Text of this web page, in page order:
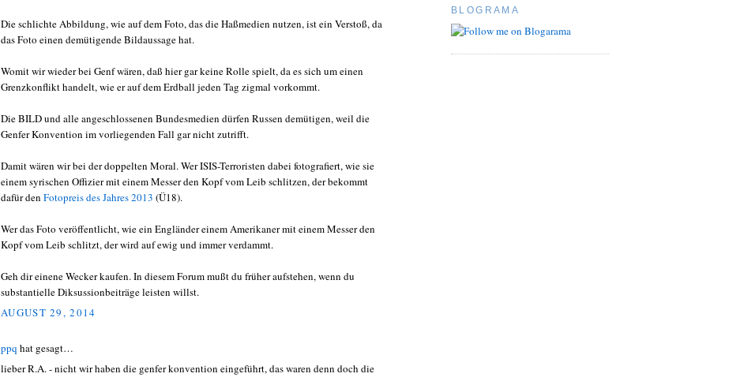
Die schlichte Abbildung, wie auf dem Foto, das die Haßmedien nutzen, ist ein Verstoß, da
das Foto einen demütigende Bildaussage hat.
Womit wir wieder bei Genf wären, daß hier gar keine Rolle spielt, da es sich um einen
Grenzkonflikt handelt, wie er auf dem Erdball jeden Tag zigmal vorkommt.
Die BILD und alle angeschlossenen Bundesmedien dürfen Russen demütigen, weil die
Genfer Konvention im vorliegenden Fall gar nicht zutrifft.
Damit wären wir bei der doppelten Moral. Wer ISIS-Terroristen dabei fotografiert, wie sie
einem syrischen Offizier mit einem Messer den Kopf vom Leib schlitzen, der bekommt
dafür den Fotopreis des Jahres 2013 (Ü18).
Wer das Foto veröffentlicht, wie ein Engländer einem Amerikaner mit einem Messer den
Kopf vom Leib schlitzt, der wird auf ewig und immer verdammt.
Geh dir einene Wecker kaufen. In diesem Forum mußt du früher aufstehen, wenn du
substantielle Diksussionbeiträge leisten willst.
AUGUST 29, 2014
ppq hat gesagt…
lieber R.A. - nicht wir haben die genfer konvention eingeführt, das waren denn doch die
BLOGRAMA